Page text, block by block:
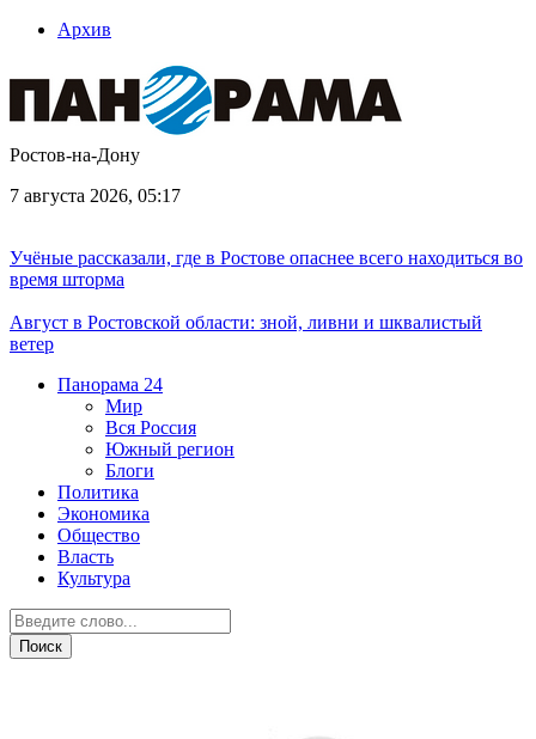
Архив
Ростов-на-Дону
7 августа 2026, 05:17
Учёные рассказали, где в Ростове опаснее всего находиться во
время шторма
Август в Ростовской области: зной, ливни и шквалистый
ветер
Панорама 24
Мир
Вся Россия
Южный регион
Блоги
Политика
Экономика
Общество
Власть
Культура